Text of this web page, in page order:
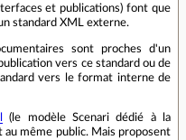
et publications) font que
standard XML externe.
sont proches d'un
vers ce standard ou de
vers le format interne de
(le modèle Scenari dédié à la
même public. Mais proposent